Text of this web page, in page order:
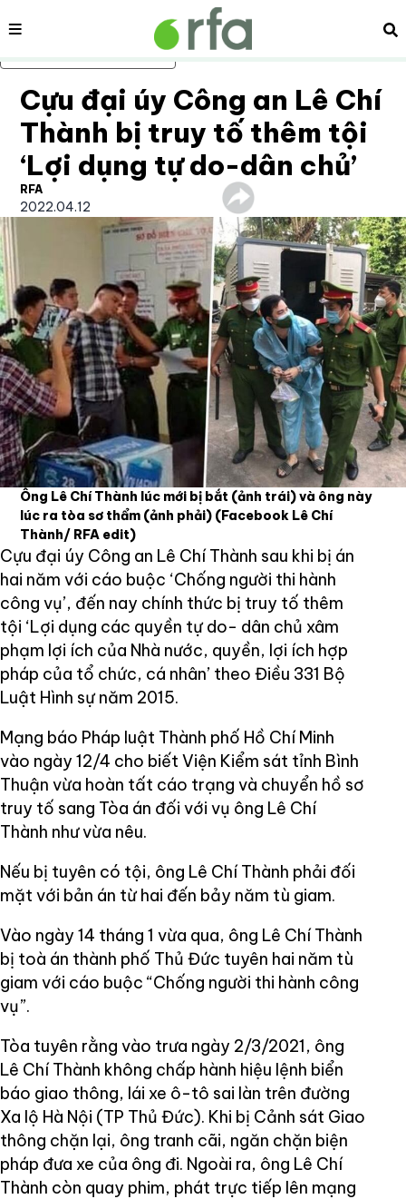
Bỏ qua nội dung chính
Nội dung
Cựu đại úy Công an Lê Chí
Thành bị truy tố thêm tội
‘Lợi dụng tự do-dân chủ’
RFA
2022.04.12
Ông Lê Chí Thành lúc mới bị bắt (ảnh trái) và ông này
lúc ra tòa sơ thẩm (ảnh phải) (Facebook Lê Chí
Thành/ RFA edit)
Cựu đại úy Công an Lê Chí Thành sau khi bị án
hai năm với cáo buộc ‘Chống người thi hành
công vụ’, đến nay chính thức bị truy tố thêm
tội ‘Lợi dụng các quyền tự do- dân chủ xâm
phạm lợi ích của Nhà nước, quyền, lợi ích hợp
pháp của tổ chức, cá nhân’ theo Điều 331 Bộ
Luật Hình sự năm 2015.
Mạng báo Pháp luật Thành phố Hồ Chí Minh
vào ngày 12/4 cho biết Viện Kiểm sát tỉnh Bình
Thuận vừa hoàn tất cáo trạng và chuyển hồ sơ
truy tố sang Tòa án đối với vụ ông Lê Chí
Thành như vừa nêu.
Nếu bị tuyên có tội, ông Lê Chí Thành phải đối
mặt với bản án từ hai đến bảy năm tù giam.
Vào ngày 14 tháng 1 vừa qua, ông Lê Chí Thành
bị toà án thành phố Thủ Đức tuyên hai năm tù
giam với cáo buộc “Chống người thi hành công
vụ”.
Tòa tuyên rằng vào trưa ngày 2/3/2021, ông
Lê Chí Thành không chấp hành hiệu lệnh biển
báo giao thông, lái xe ô-tô sai làn trên đường
Xa lộ Hà Nội (TP Thủ Đức). Khi bị Cảnh sát Giao
thông chặn lại, ông tranh cãi, ngăn chặn biện
pháp đưa xe của ông đi. Ngoài ra, ông Lê Chí
Thành còn quay phim, phát trực tiếp lên mạng